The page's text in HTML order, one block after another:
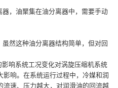
油聚集在油分离器中，需要手动
这种油分离器结构简单，但对回
系统工况变化对涡旋压缩机系统
响。在系统运行过程中，冷媒和润
流速、压力越大，对润滑油的回流越